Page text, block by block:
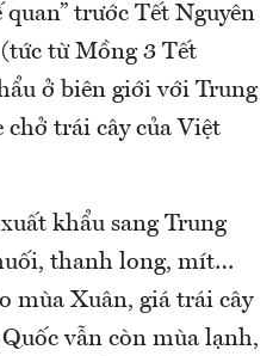
trước Tết Nguyên
từ Mồng 3 Tết
ở biên giới với Trung
chở trái cây của Việt
khẩu sang Trung
thanh long, mít…
mùa Xuân, giá trái cây
vẫn còn mùa lạnh,